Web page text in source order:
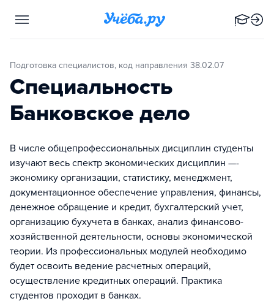
Подготовка специалистов, код направления 38.02.07
Специальность
Банковское дело
В числе общепрофессиональных дисциплин студенты
изучают весь спектр экономических дисциплин —-
экономику организации, статистику, менеджмент,
документационное обеспечение управления, финансы,
денежное обращение и кредит, бухгалтерский учет,
организацию бухучета в банках, анализ финансово-
хозяйственной деятельности, основы экономической
теории. Из профессиональных модулей необходимо
будет освоить ведение расчетных операций,
осуществление кредитных операций. Практика
студентов проходит в банках.